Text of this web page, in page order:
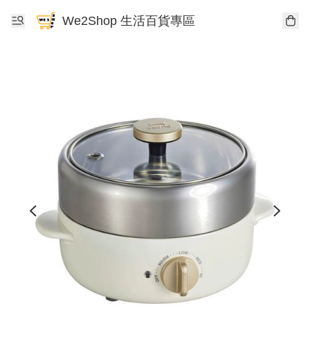
We2Shop 生活百貨專區